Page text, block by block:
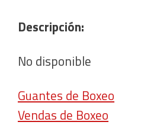
Descripción:
No disponible
Guantes de Boxeo
Vendas de Boxeo